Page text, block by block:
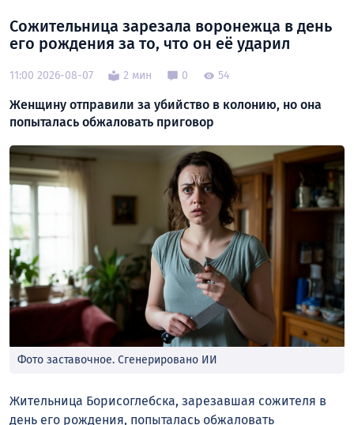
Сожительница зарезала воронежца в день
его рождения за то, что он её ударил
11:00 2026-08-07 2 мин 0 54
Женщину отправили за убийство в колонию, но она
попыталась обжаловать приговор
Фото заставочное. Сгенерировано ИИ
Жительница Борисоглебска, зарезавшая сожителя в
день его рождения, попыталась обжаловать